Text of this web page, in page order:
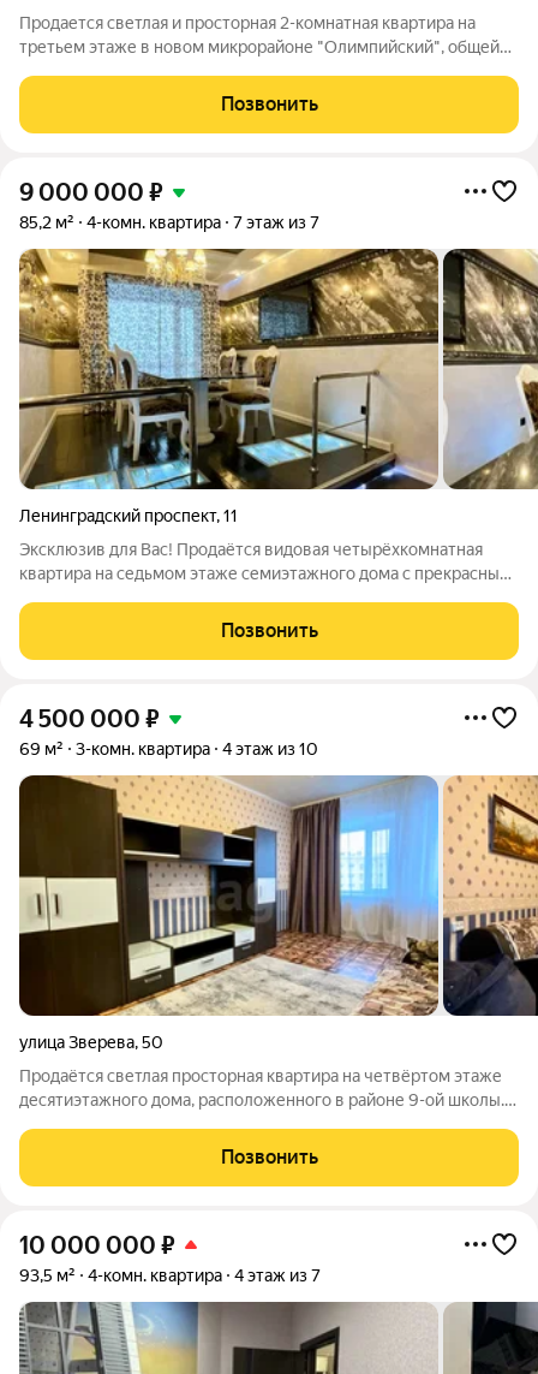
Продается светлая и просторная 2-комнатная квартира на
третьем этаже в новом микрорайоне "Олимпийский", общей
Просторная кухня площадью 12 кв. м станет идеальным
местом для семейных ужинов, а в
Позвонить
9 000 000 ₽
85,2 м² 4-комн. квартира 7 этаж из 7
Ленинградский проспект,11
Эксклюзив для Вас! Продаётся видовая четырёхкомнатная
квартира на седьмом этаже семиэтажного дома с прекрасным
Никольский храм и Дворец Бракосочетания. В квартире
произведён дизайнерский ремонт,
Позвонить
4 500 000 ₽
69 м² 3-комн. квартира 4 этаж из 10
улица Зверева,50
Продаётся светлая просторная квартира на четвёртом этаже
десятиэтажного дома, расположенного в районе 9-ой школы. В
коммуникации в хорошем состоянии, окна пластиковые, в том
числе балконный
Позвонить
10 000 000 ₽
93,5 м² 4-комн. квартира 4 этаж из 7